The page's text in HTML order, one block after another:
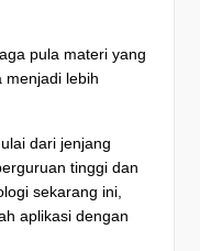
pula materi yang
menjadi lebih
dari jenjang
tinggi dan
sekarang ini,
aplikasi dengan